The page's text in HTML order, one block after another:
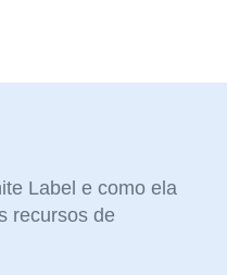
Label e como ela
recursos de